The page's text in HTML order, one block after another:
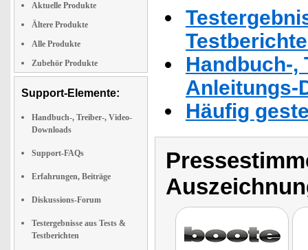
Aktuelle Produkte
Ältere Produkte
Alle Produkte
Zubehör Produkte
Support-Elemente:
Handbuch-, Treiber-, Video-
Downloads
Support-FAQs
Erfahrungen, Beiträge
Diskussions-Forum
Testergebnisse aus Tests &
Testberichten
Handbuch-,
Anleitungs-
Häufig